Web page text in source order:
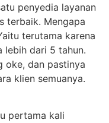
penyedia layanan
terbaik. Mengapa
terutama karena
lebih dari 5 tahun.
oke, dan pastinya
klien semuanya.
pertama kali